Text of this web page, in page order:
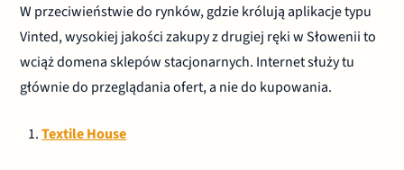
W przeciwieństwie do rynków, gdzie królują aplikacje typu
Vinted, wysokiej jakości zakupy z drugiej ręki w Słowenii to
wciąż domena sklepów stacjonarnych. Internet służy tu
głównie do przeglądania ofert, a nie do kupowania.
Textile House